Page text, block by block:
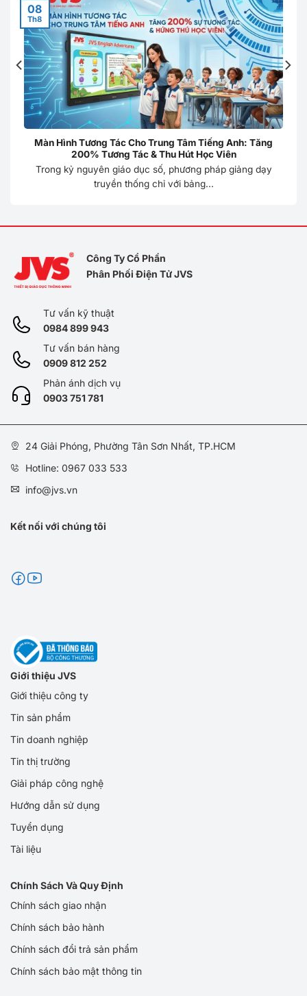
Màn Hình Tương Tác Cho Trung Tâm Tiếng Anh: Tăng
200% Tương Tác & Thu Hút Học Viên
Trong kỷ nguyên giáo dục số, phương pháp giảng dạy
truyền thống chỉ với bảng...
08
Th8
Công Ty Cổ Phần
Phân Phối Điện Tử JVS
Tư vấn kỹ thuật
0984 899 943
Tư vấn bán hàng
0909 812 252
Phản ánh dịch vụ
0903 751 781
24 Giải Phóng, Phường Tân Sơn Nhất, TP.HCM
Hotline: 0967 033 533
info@jvs.vn
Kết nối với chúng tôi
Giới thiệu JVS
Giới thiệu công ty
Tin sản phẩm
Tin doanh nghiệp
Tin thị trường
Giải pháp công nghệ
Hướng dẫn sử dụng
Tuyển dụng
Tài liệu
Chính Sách Và Quy Định
Chính sách giao nhận
Chính sách bảo hành
Chính sách đổi trả sản phẩm
Chính sách bảo mật thông tin